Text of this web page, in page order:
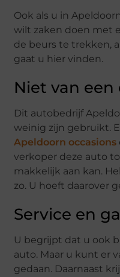
Ook als u in
wilt zaken doen met
de beurs te trekken,
gaat u hier vinden.
Niet van
Dit autobedrijf
weinig zijn gebruikt.
Apeldoorn occasions
verkoper deze auto
makkelijk aan kan.
zo. U hoeft daarover
Service en
U begrijpt dat u ook
auto. Maar u kunt er
gedaan. Daarnaast